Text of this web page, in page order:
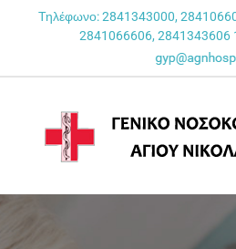
Τηλέφωνο: 2841343000,
2841066606, 2841343606